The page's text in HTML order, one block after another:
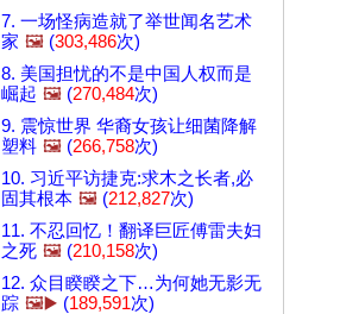
7. 一场怪病造就了举世闻名艺术
家 🖼️ (303,486次)
8. 美国担忧的不是中国人权而是
崛起 🖼️ (270,484次)
9. 震惊世界 华裔女孩让细菌降解
塑料 🖼️ (266,758次)
10. 习近平访捷克:求木之长者,必
固其根本 🖼️ (212,827次)
11. 不忍回忆！翻译巨匠傅雷夫妇
之死 🖼️ (210,158次)
12. 众目睽睽之下…为何她无影无
踪 🖼️▶️ (189,591次)